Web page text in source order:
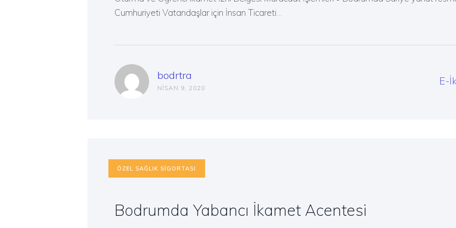
Cumhuriyeti Vatandaşlar için İnsan Ticareti…
bodrtra
NISAN 9, 2020
E-
ÖZEL SAĞLIK SIGORTASI
Bodrumda Yabancı İkamet Acentesi